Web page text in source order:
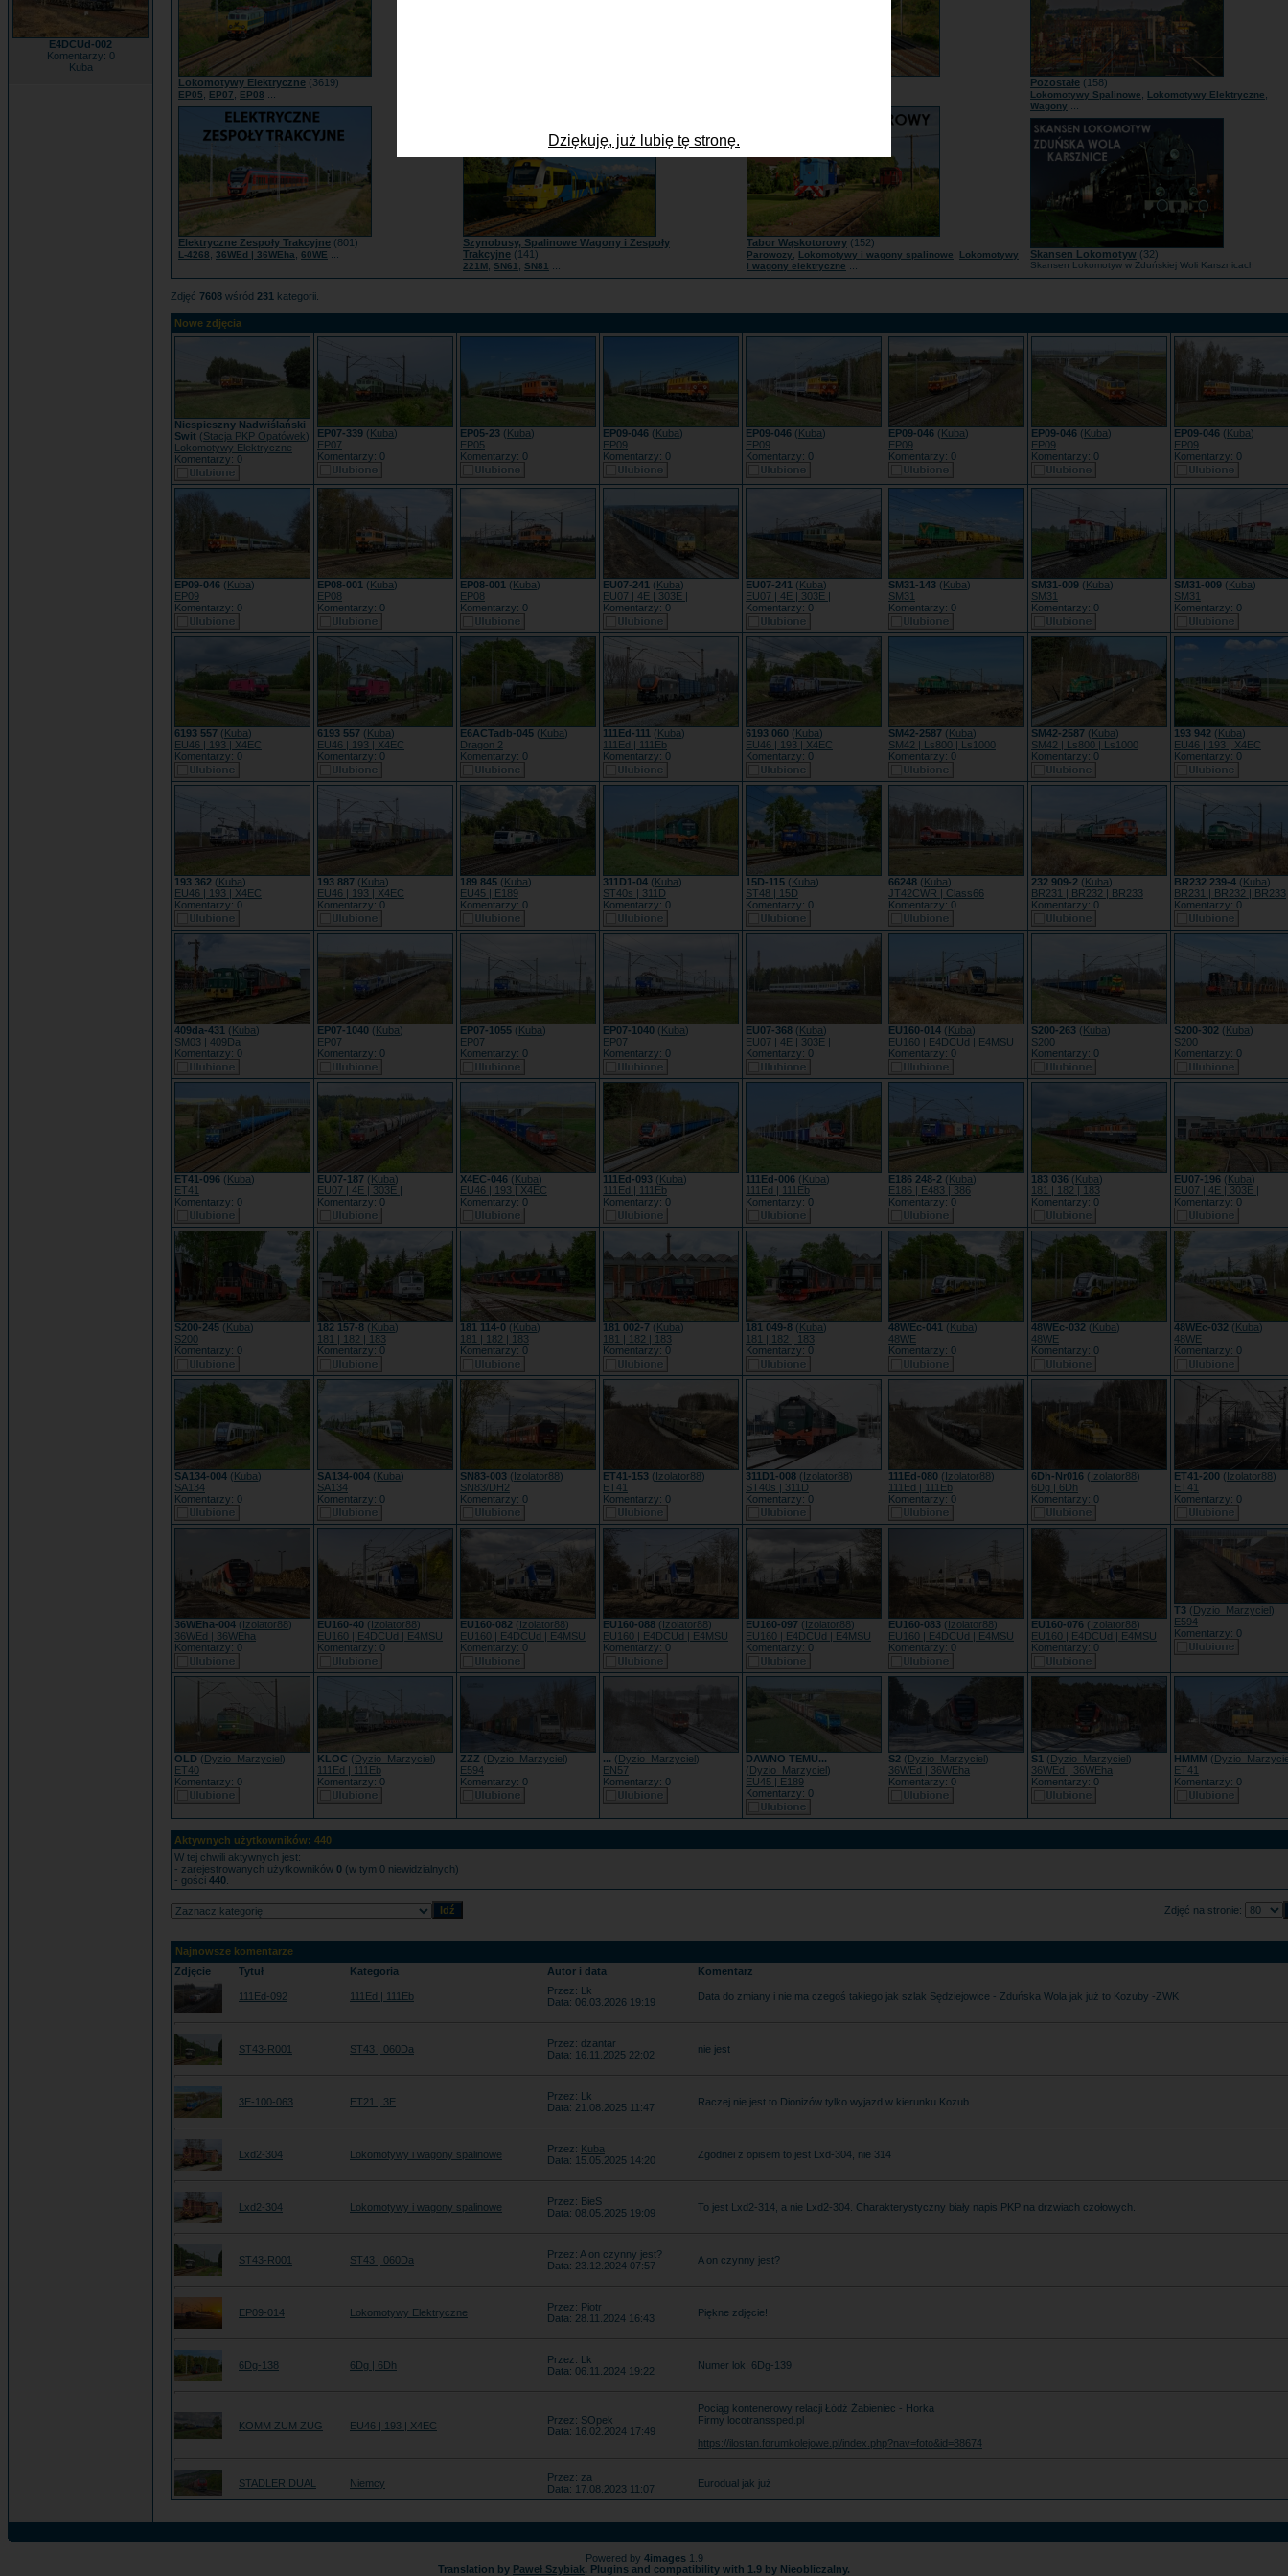
E4DCUd-002
Komentarzy: 0
Kuba
Lokomotywy Elektryczne (3619)
EP05 EP07 EP08
Elektryczne Zespoły Trakcyjne (801)
L-4268 36WEd | 36WEha 60WE
Szynobusy, Spalinowe Wagony i Zespoły
Trakcyjne (141)
221M SN61 SN81
Tabor Wąskotorowy (152)
Parowozy Lokomotywy i wagony spalinowe
Lokomotywy
i wagony elektryczne
Pozostałe (158)
Lokomotywy Spalinowe Lokomotywy Elektryczne
Wagony
Skansen Lokomotyw (32)
Skansen Lokomotyw w Zduńskiej Woli Karsznicach
Zdjęć 7608 wśród 231 kategorii.
Nowe zdjęcia
Niespieszny Nadwiślański
Swit (Stacja PKP Opatówek)
Lokomotywy Elektryczne
Komentarzy: 0
EP07-339 (Kuba)
EP07
Komentarzy: 0
EP05-23 (Kuba)
EP05
Komentarzy: 0
EP09-046 (Kuba)
EP09
Komentarzy: 0
EP09-046 (Kuba)
EP09
Komentarzy: 0
EP09-046 (Kuba)
EP09
Komentarzy: 0
EP09-046 (Kuba)
EP09
Komentarzy: 0
EP09-046 (Kuba)
EP09
Komentarzy: 0
EP09-046 (Kuba)
EP09
Komentarzy: 0
EP08-001 (Kuba)
EP08
Komentarzy: 0
EP08-001 (Kuba)
EP08
Komentarzy: 0
EU07-241 (Kuba)
EU07 | 4E | 303E |
Komentarzy: 0
EU07-241 (Kuba)
EU07 | 4E | 303E |
Komentarzy: 0
SM31-143 (Kuba)
SM31
Komentarzy: 0
SM31-009 (Kuba)
SM31
Komentarzy: 0
SM31-009 (Kuba)
SM31
Komentarzy: 0
6193 557 (Kuba)
EU46 | 193 | X4EC
Komentarzy: 0
6193 557 (Kuba)
EU46 | 193 | X4EC
Komentarzy: 0
E6ACTadb-045 (Kuba)
Dragon 2
Komentarzy: 0
111Ed-111 (Kuba)
111Ed | 111Eb
Komentarzy: 0
6193 060 (Kuba)
EU46 | 193 | X4EC
Komentarzy: 0
SM42-2587 (Kuba)
SM42 | Ls800 | Ls1000
Komentarzy: 0
SM42-2587 (Kuba)
SM42 | Ls800 | Ls1000
Komentarzy: 0
193 942 (Kuba)
EU46 | 193 | X4EC
Komentarzy: 0
193 362 (Kuba)
EU46 | 193 | X4EC
Komentarzy: 0
193 887 (Kuba)
EU46 | 193 | X4EC
Komentarzy: 0
189 845 (Kuba)
EU45 | E189
Komentarzy: 0
311D1-04 (Kuba)
ST40s | 311D
Komentarzy: 0
15D-115 (Kuba)
ST48 | 15D
Komentarzy: 0
66248 (Kuba)
JT42CWR | Class66
Komentarzy: 0
232 909-2 (Kuba)
BR231 | BR232 | BR233
Komentarzy: 0
BR232 239-4 (Kuba)
BR231 | BR232 | BR233
Komentarzy: 0
409da-431 (Kuba)
SM03 | 409Da
Komentarzy: 0
EP07-1040 (Kuba)
EP07
Komentarzy: 0
EP07-1055 (Kuba)
EP07
Komentarzy: 0
EP07-1040 (Kuba)
EP07
Komentarzy: 0
EU07-368 (Kuba)
EU07 | 4E | 303E |
Komentarzy: 0
EU160-014 (Kuba)
EU160 | E4DCUd | E4MSU
Komentarzy: 0
S200-263 (Kuba)
S200
Komentarzy: 0
S200-302 (Kuba)
S200
Komentarzy: 0
ET41-096 (Kuba)
ET41
Komentarzy: 0
EU07-187 (Kuba)
EU07 | 4E | 303E |
Komentarzy: 0
X4EC-046 (Kuba)
EU46 | 193 | X4EC
Komentarzy: 0
111Ed-093 (Kuba)
111Ed | 111Eb
Komentarzy: 0
111Ed-006 (Kuba)
111Ed | 111Eb
Komentarzy: 0
E186 248-2 (Kuba)
E186 | E483 | 386
Komentarzy: 0
183 036 (Kuba)
181 | 182 | 183
Komentarzy: 0
EU07-196 (Kuba)
EU07 | 4E | 303E |
Komentarzy: 0
S200-245 (Kuba)
S200
Komentarzy: 0
182 157-8 (Kuba)
181 | 182 | 183
Komentarzy: 0
181 114-0 (Kuba)
181 | 182 | 183
Komentarzy: 0
181 002-7 (Kuba)
181 | 182 | 183
Komentarzy: 0
181 049-8 (Kuba)
181 | 182 | 183
Komentarzy: 0
48WEc-041 (Kuba)
48WE
Komentarzy: 0
48WEc-032 (Kuba)
48WE
Komentarzy: 0
48WEc-032 (Kuba)
48WE
Komentarzy: 0
SA134-004 (Kuba)
SA134
Komentarzy: 0
SA134-004 (Kuba)
SA134
Komentarzy: 0
SN83-003 (Izolator88)
SN83/DH2
Komentarzy: 0
ET41-153 (Izolator88)
ET41
Komentarzy: 0
311D1-008 (Izolator88)
ST40s | 311D
Komentarzy: 0
111Ed-080 (Izolator88)
111Ed | 111Eb
Komentarzy: 0
6Dh-Nr016 (Izolator88)
6Dg | 6Dh
Komentarzy: 0
ET41-200 (Izolator88)
ET41
Komentarzy: 0
36WEha-004 (Izolator88)
36WEd | 36WEha
Komentarzy: 0
EU160-40 (Izolator88)
EU160 | E4DCUd | E4MSU
Komentarzy: 0
EU160-082 (Izolator88)
EU160 | E4DCUd | E4MSU
Komentarzy: 0
EU160-088 (Izolator88)
EU160 | E4DCUd | E4MSU
Komentarzy: 0
EU160-097 (Izolator88)
EU160 | E4DCUd | E4MSU
Komentarzy: 0
EU160-083 (Izolator88)
EU160 | E4DCUd | E4MSU
Komentarzy: 0
EU160-076 (Izolator88)
EU160 | E4DCUd | E4MSU
Komentarzy: 0
T3 (Dyzio_Marzyciel)
E594
Komentarzy: 0
OLD (Dyzio_Marzyciel)
ET40
Komentarzy: 0
KLOC (Dyzio_Marzyciel)
111Ed | 111Eb
Komentarzy: 0
ZZZ (Dyzio_Marzyciel)
E594
Komentarzy: 0
... (Dyzio_Marzyciel)
EN57
Komentarzy: 0
DAWNO TEMU...
(Dyzio_Marzyciel)
EU45 | E189
Komentarzy: 0
S2 (Dyzio_Marzyciel)
36WEd | 36WEha
Komentarzy: 0
S1 (Dyzio_Marzyciel)
36WEd | 36WEha
Komentarzy: 0
HMMM (
ET41
Komentarzy: 0
Aktywnych użytkowników: 440
W tej chwili aktywnych jest:
- zarejestrowanych użytkowników 0 (w tym 0 niewidzialnych)
- gości 440
Zdjęć na stronie:
Najnowsze komentarze
Zdjęcie
Tytuł Kategoria Autor i data Komentarz
111Ed-092 111Ed | 111Eb
Przez: Lk
Data: 06.03.2026 19:19
Data do zmiany i nie ma czegoś takiego jak szlak Sędziejowice - Zduńska Wola jak już to Kozuby -ZWK
ST43-R001 ST43 | 060Da
Przez: dzantar
Data: 16.11.2025 22:02
nie jest
3E-100-063 ET21 | 3E
Przez: Lk
Data: 21.08.2025 11:47
Raczej nie jest to Dionizów tylko wyjazd w kierunku Kozub
Lxd2-304 Lokomotywy i wagony spalinowe Przez: Kuba
Data: 15.05.2025 14:20
Zgodnei z opisem to jest Lxd-304, nie 314
Lxd2-304 Lokomotywy i wagony spalinowe
Przez: BieS
Data: 08.05.2025 19:09
To jest Lxd2-314, a nie Lxd2-304. Charakterystyczny biały napis PKP na drzwiach czołowych.
ST43-R001 ST43 | 060Da
Przez: A on czynny jest?
Data: 23.12.2024 07:57
A on czynny jest?
EP09-014 Lokomotywy Elektryczne
Przez: Piotr
Data: 28.11.2024 16:43
Piękne zdjęcie!
6Dg-138 6Dg | 6Dh
Przez: Lk
Data: 06.11.2024 19:22
Numer lok. 6Dg-139
KOMM ZUM ZUG EU46 | 193 | X4EC
Przez: SOpek
Data: 16.02.2024 17:49
Pociąg kontenerowy relacji Łódź Żabieniec - Horka
Firmy locotranssped.pl
https://ilostan.forumkolejowe.pl/index.php?nav=foto&id=88674
STADLER DUAL Niemcy
Przez: za
Data: 17.08.2023 11:07
Eurodual jak już
Dziękuję, już lubię tę stronę.
Powered by 4images1.9
Translation by Paweł Szybiak. Plugins and compatibility with 1.9 by Nieobliczalny.